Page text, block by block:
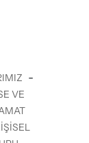
-
VE